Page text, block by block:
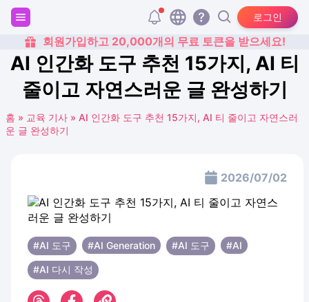
로그인
회원가입하고 20,000개의 무료 토큰을 받으세요!
AI 인간화 도구 추천 15가지, AI 티
줄이고 자연스러운 글 완성하기
홈 » 교육 기사 » AI 인간화 도구 추천 15가지, AI 티 줄이고 자연스러
운 글 완성하기
2026/07/02
#AI 도구 #AI Generation #AI ​​도구 #AI
#AI 다시 작성